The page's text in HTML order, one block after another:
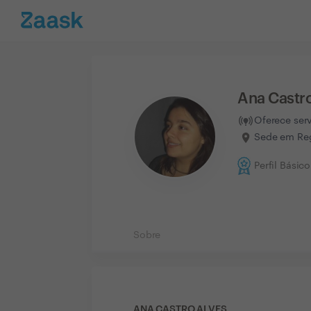
Ana
Oferece
Sede em
Perfil Básico
Sobre